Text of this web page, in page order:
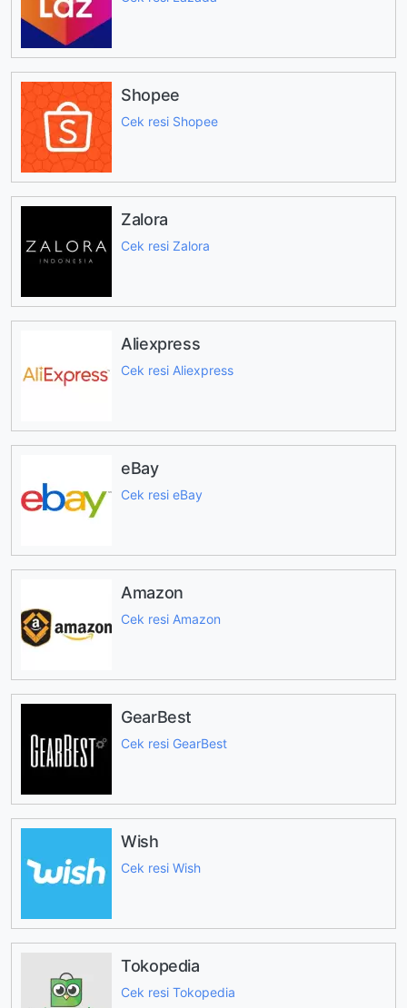
Shopee
Cek resi Shopee
Zalora
Cek resi Zalora
Aliexpress
Cek resi Aliexpress
eBay
Cek resi eBay
Amazon
Cek resi Amazon
GearBest
Cek resi GearBest
Wish
Cek resi Wish
Tokopedia
Cek resi Tokopedia